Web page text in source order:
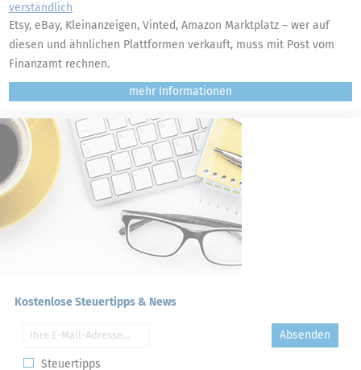
verständlich
Etsy, eBay, Kleinanzeigen, Vinted, Amazon Marktplatz – wer auf
diesen und ähnlichen Plattformen verkauft, muss mit Post vom
Finanzamt rechnen.
mehr
Kostenlose Steuertipps & News
Absenden
Steuertipps